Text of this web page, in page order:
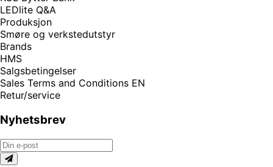
LEDlite Q&A
Produksjon
Smøre og verkstedutstyr
Brands
HMS
Salgsbetingelser
Sales Terms and Conditions EN
Retur/service
Nyhetsbrev